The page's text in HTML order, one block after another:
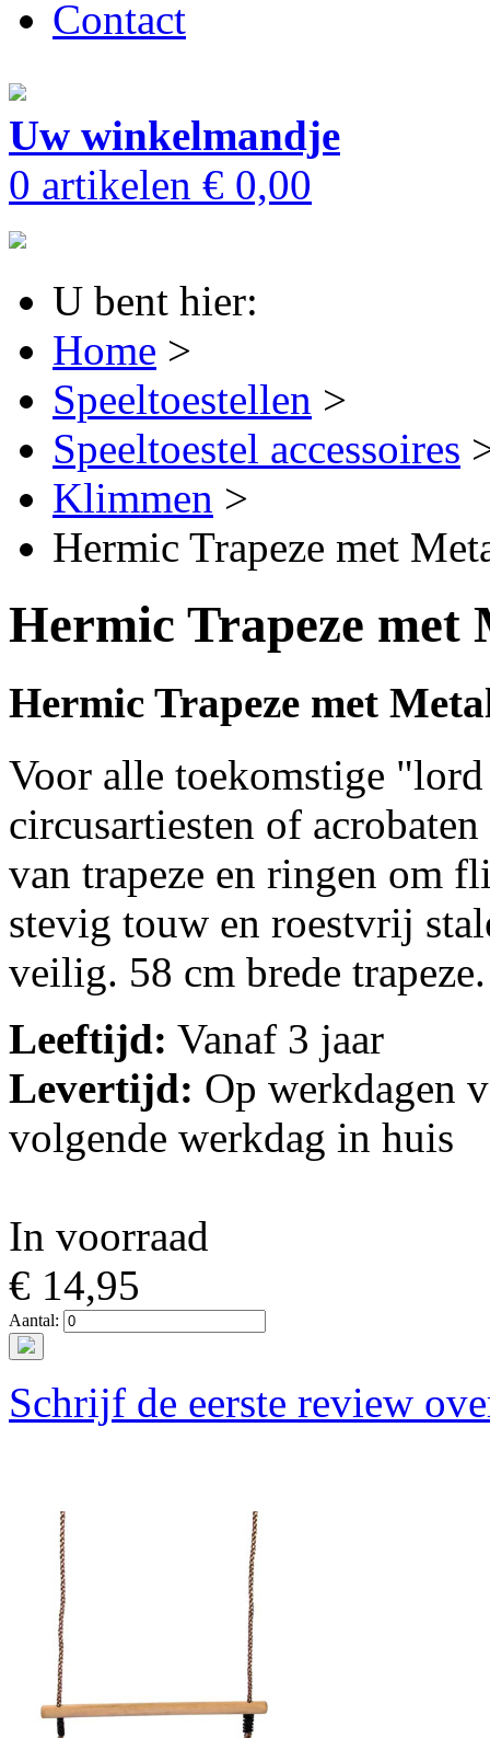
Contact
Uw winkelmandje
0 artikelen € 0,00
U bent hier:
Home >
Speeltoestellen >
Speeltoestel accessoires
Klimmen >
Hermic Trapeze met
Hermic Trapeze met
Hermic Trapeze met
Voor alle toekomstige
circusartiesten of
van trapeze en ringen om
stevig touw en roestvrij
veilig. 58 cm brede trapeze.
Leeftijd: Vanaf 3 jaar
Levertijd: Op werkdagen
volgende werkdag in huis
In voorraad
€ 14,95
Aantal:
Schrijf de eerste review